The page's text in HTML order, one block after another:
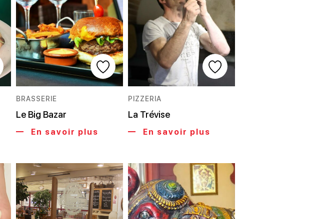
BRASSERIE
Le Big Bazar
En savoir plus
PIZZERIA
La Trévise
En savoir plus